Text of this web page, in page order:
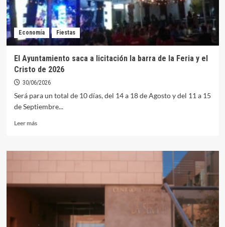
MLF
Spain
de
pesca
Economía Fiestas
El Ayuntamiento saca a licitación la barra de la Feria y el
Cristo de 2026
30/06/2026
Será para un total de 10 días, del 14 a 18 de Agosto y del 11 a 15
de Septiembre...
Leer másLeer
El
licitación